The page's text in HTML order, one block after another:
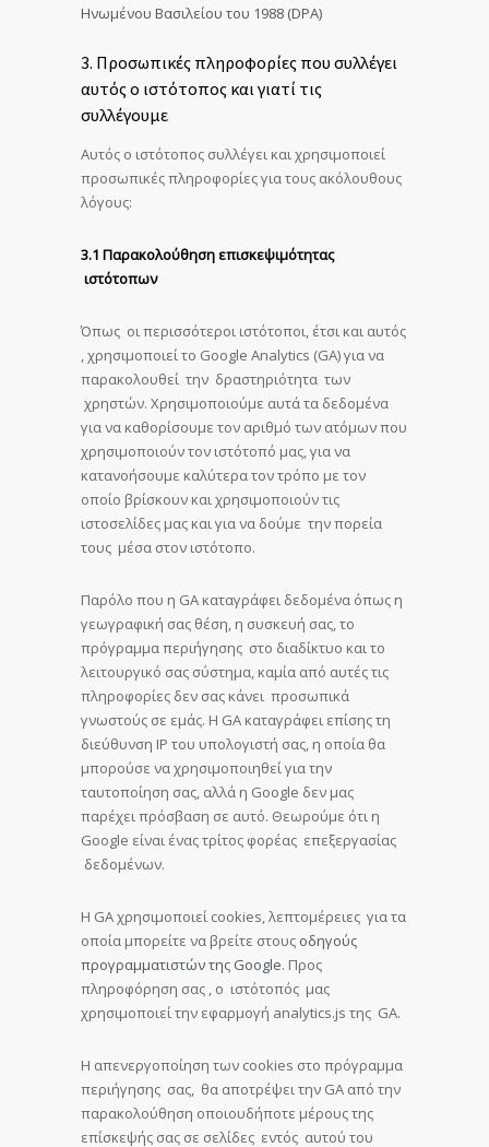
Ηνωμένου Βασιλείου του 1988 (DPA)
3. Προσωπικές πληροφορίες που συλλέγει
αυτός ο ιστότοπος και γιατί τις
συλλέγουμε
Αυτός ο ιστότοπος συλλέγει και χρησιμοποιεί
προσωπικές πληροφορίες για τους ακόλουθους
λόγους:
3.1 Παρακολούθηση επισκεψιμότητας
ιστότοπων
Όπως οι περισσότεροι ιστότοποι, έτσι και αυτός
, χρησιμοποιεί το Google Analytics (GA) για να
παρακολουθεί την δραστηριότητα των
χρηστών. Χρησιμοποιούμε αυτά τα δεδομένα
για να καθορίσουμε τον αριθμό των ατόμων που
χρησιμοποιούν τον ιστότοπό μας, για να
κατανοήσουμε καλύτερα τον τρόπο με τον
οποίο βρίσκουν και χρησιμοποιούν τις
ιστοσελίδες μας και για να δούμε την πορεία
τους μέσα στον ιστότοπο.
Παρόλο που η GA καταγράφει δεδομένα όπως η
γεωγραφική σας θέση, η συσκευή σας, το
πρόγραμμα περιήγησης στο διαδίκτυο και το
λειτουργικό σας σύστημα, καμία από αυτές τις
πληροφορίες δεν σας κάνει προσωπικά
γνωστούς σε εμάς. Η GA καταγράφει επίσης τη
διεύθυνση IP του υπολογιστή σας, η οποία θα
μπορούσε να χρησιμοποιηθεί για την
ταυτοποίηση σας, αλλά η Google δεν μας
παρέχει πρόσβαση σε αυτό. Θεωρούμε ότι η
Google είναι ένας τρίτος φορέας επεξεργασίας
δεδομένων.
Η GA χρησιμοποιεί cookies, λεπτομέρειες για τα
οποία μπορείτε να βρείτε στους οδηγούς
προγραμματιστών της Google. Προς
πληροφόρηση σας , ο ιστότοπός μας
χρησιμοποιεί την εφαρμογή analytics.js της GA.
Η απενεργοποίηση των cookies στο πρόγραμμα
περιήγησης σας, θα αποτρέψει την GA από την
παρακολούθηση οποιουδήποτε μέρους της
επίσκεψής σας σε σελίδες εντός αυτού του